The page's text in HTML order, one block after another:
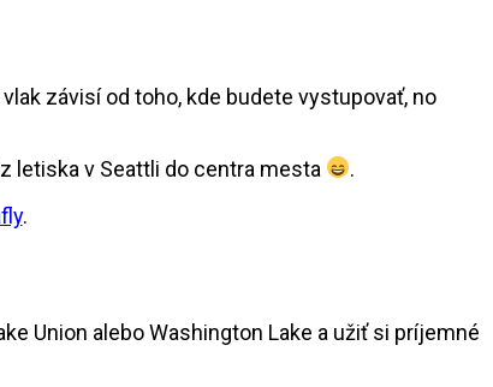
závisí od toho, kde budete vystupovať, no
letiska v Seattli do centra mesta
.
.
Union alebo Washington Lake a užiť si príjemné